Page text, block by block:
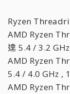
Ryzen
AMD Ryzen
達 5.4 / 3.2
AMD Ryzen
5.4 / 4.0 GHz ,
AMD Ryzen